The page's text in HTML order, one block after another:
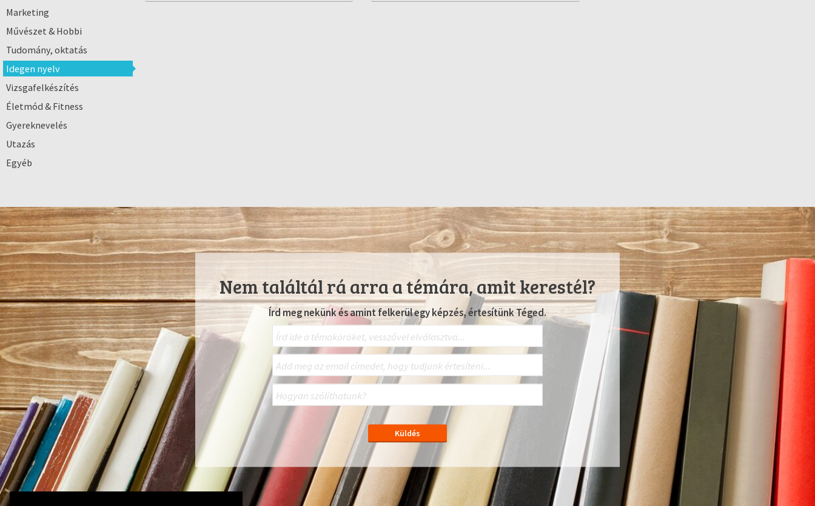
Marketing
Művészet & Hobbi
Tudomány, oktatás
Idegen nyelv
Vizsgafelkészítés
Életmód & Fitness
Gyereknevelés
Utazás
Egyéb
Nem találtál rá arra a témára, amit kerestél?
Írd meg nekünk és amint felkerül egy képzés, értesítünk Téged.